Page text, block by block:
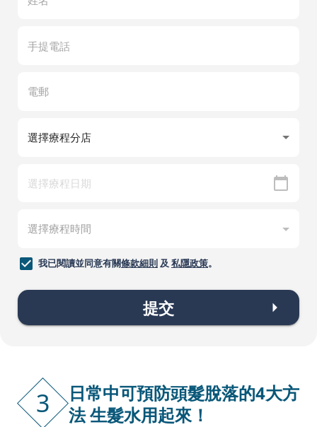
我已閱讀並同意有關條款細則及 私隱政策。
提交
3
日常中可預防頭髮脫落的4大方
法 生髮水用起來！